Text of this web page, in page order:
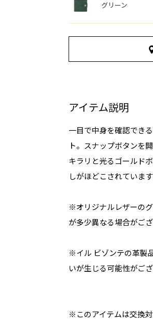
グリーン
アイテム説明
一目で中身を確認でき
ト。スナップボタンを
キラリと光るゴールド
しがほどこされていま
※オリジナルレザーの
が多少異なる場合がご
※イル ビゾンテの革製
いが生じる可能性がご
※このアイテムは交換